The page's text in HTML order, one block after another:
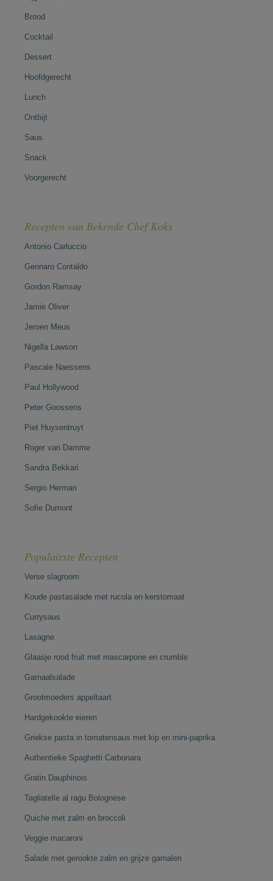
Brood
Cocktail
Dessert
Hoofdgerecht
Lunch
Ontbijt
Saus
Snack
Voorgerecht
Recepten van Bekende Chef Koks
Antonio Carluccio
Gennaro Contaldo
Gordon Ramsay
Jamie Oliver
Jeroen Meus
Nigella Lawson
Pascale Naessens
Paul Hollywood
Peter Goossens
Piet Huysentruyt
Roger van Damme
Sandra Bekkari
Sergio Herman
Sofie Dumont
Populairste Recepten
Verse slagroom
Koude pastasalade met rucola en kerstomaat
Currysaus
Lasagne
Glaasje rood fruit met mascarpone en crumble
Garnaalsalade
Grootmoeders appeltaart
Hardgekookte eieren
Griekse pasta in tomatensaus met kip en mini-paprika
Authentieke Spaghetti Carbonara
Gratin Dauphinois
Tagliatelle al ragu Bolognese
Quiche met zalm en broccoli
Veggie macaroni
Salade met gerookte zalm en grijze garnalen